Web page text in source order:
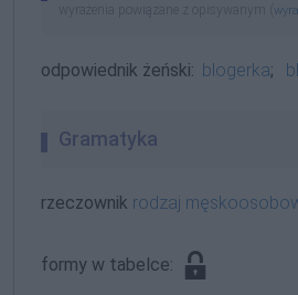
wyrażenia powiązane z opisywanym (
odpowiednik żeński: blogerka;
Gramatyka
rzeczownik rodzaj
formy w tabelce: